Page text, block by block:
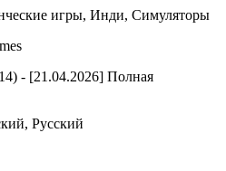
игры, Инди, Симуляторы
- [21.04.2026] Полная
Русский